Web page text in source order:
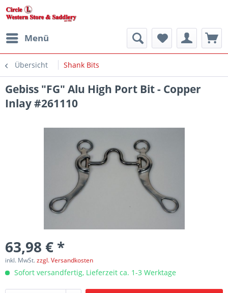
Menü
Übersicht Shank Bits
Gebiss "FG" Alu High Port Bit - Copper
Inlay #261110
63,98 € *
inkl. MwSt.zzgl. Versandkosten
Sofort versandfertig, Lieferzeit ca. 1-3 Werktage